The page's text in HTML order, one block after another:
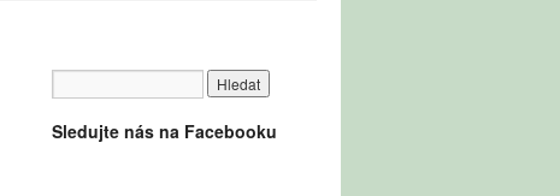
Sledujte nás na Facebooku